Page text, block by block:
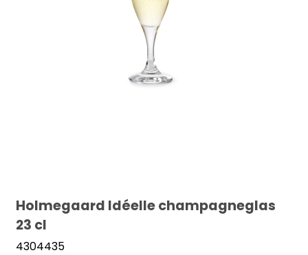
Holmegaard Idéelle champagneglas
23 cl
4304435